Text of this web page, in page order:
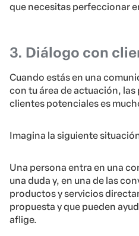
que necesitas perfeccionar
3. Diálogo con
Cuando estás en una
con tu área de actuación,
clientes potenciales es
Imagina la siguiente
Una persona entra en una
una duda y, en una de las
productos y servicios
propuesta y que pueden
aflige.